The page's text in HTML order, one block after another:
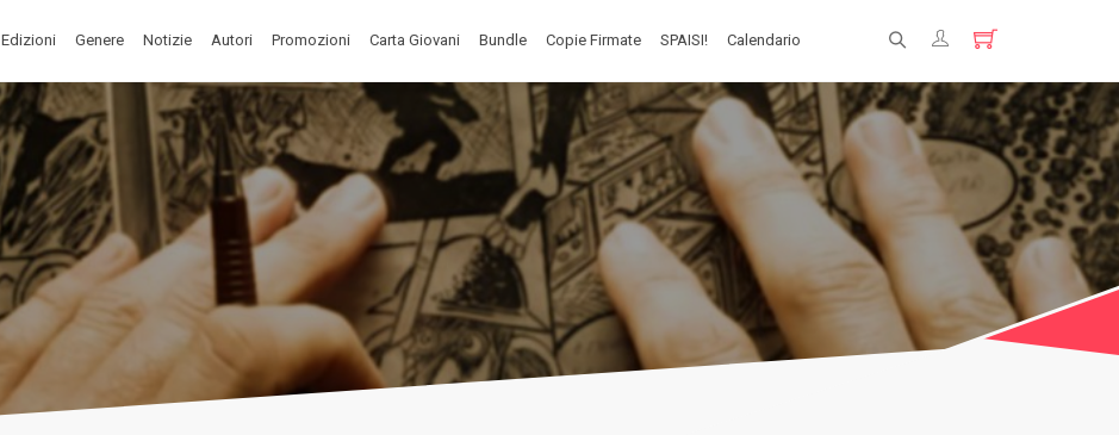
Edizioni Genere Notizie Autori Promozioni Carta Giovani Bundle Copie Firmate SPAISI! Calendario
Registrati